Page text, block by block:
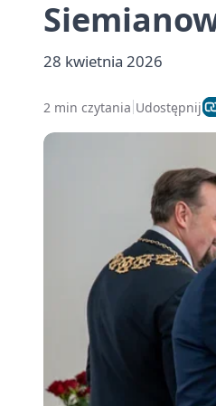
28 kwietnia 2026
2 min czytania Udostępnij